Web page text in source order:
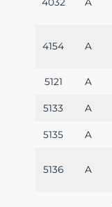
4154 A
5121 A
5133 A
5135 A
5136 A